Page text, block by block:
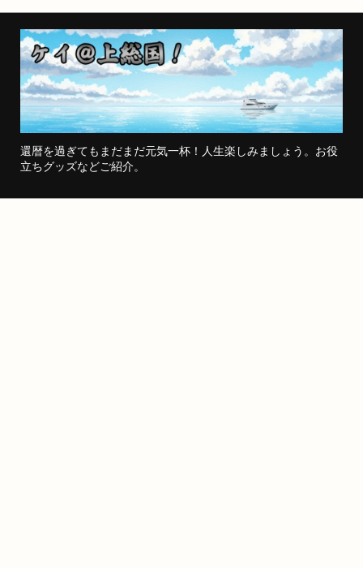
還暦を過ぎてもまだまだ元気一杯！人生楽しみましょう。お役
立ちグッズなどご紹介。